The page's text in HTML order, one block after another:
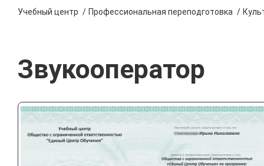
Учебный центр Профессиональная переподготовка
Звукооператор